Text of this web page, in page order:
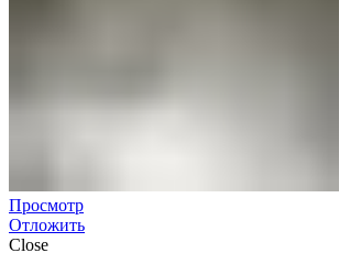
Просмотр
Отложить
Close